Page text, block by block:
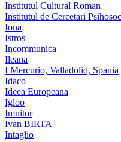
Institutul Cultural Roman
Institutul de Cercetari
Iona
Istros
Incommunica
Ileana
I Mercurio, Valladolid, Spania
Idaco
Ideea Europeana
Igloo
Imnitor
Ivan BIRTA
Intaglio